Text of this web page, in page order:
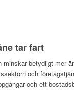
tar fart
betydligt
och
och ett